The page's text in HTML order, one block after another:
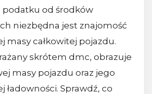
podatku od środków
niezbędna jest znajomość
masy całkowitej pojazdu.
skrótem dmc, obrazuje
masy pojazdu oraz jego
ładowności. Sprawdź, co